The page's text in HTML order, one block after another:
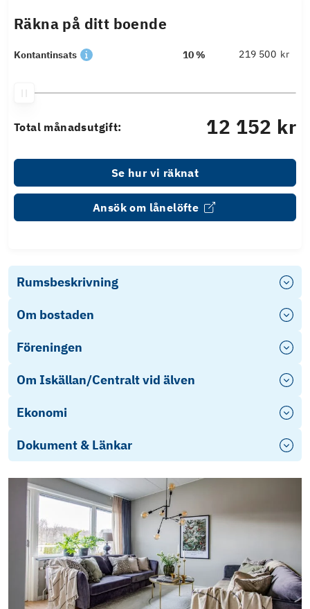
Räkna på ditt boende
Kontantinsats 10 % kr
Total månadsutgift: 12 152 kr
Se hur vi räknat
Ansök om lånelöfte
Rumsbeskrivning
Om bostaden
Föreningen
Om Iskällan/Centralt vid älven
Ekonomi
Dokument & Länkar
Objektsbeskrivning